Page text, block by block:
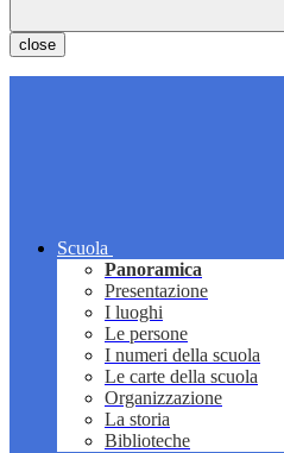
close
Scuola
Panoramica
Presentazione
I luoghi
Le persone
I numeri della scuola
Le carte della scuola
Organizzazione
La storia
Biblioteche